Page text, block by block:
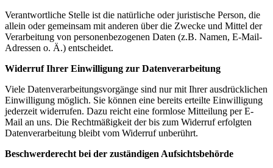
Verantwortliche Stelle ist die natürliche oder juristische Person, die
allein oder gemeinsam mit anderen über die Zwecke und Mittel der
Verarbeitung von personenbezogenen Daten (z.B. Namen, E-Mail-
Adressen o. Ä.) entscheidet.
Widerruf Ihrer Einwilligung zur Datenverarbeitung
Viele Datenverarbeitungsvorgänge sind nur mit Ihrer ausdrücklichen
Einwilligung möglich. Sie können eine bereits erteilte Einwilligung
jederzeit widerrufen. Dazu reicht eine formlose Mitteilung per E-
Mail an uns. Die Rechtmäßigkeit der bis zum Widerruf erfolgten
Datenverarbeitung bleibt vom Widerruf unberührt.
Beschwerderecht bei der zuständigen Aufsichtsbehörde